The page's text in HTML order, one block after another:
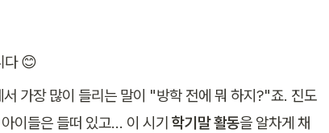
다 😊
가장 많이 들리는 말이 "방학 전에 뭐 하지?"죠. 진도
이들은 들떠 있고… 이 시기 학기말 활동을 알차게 채